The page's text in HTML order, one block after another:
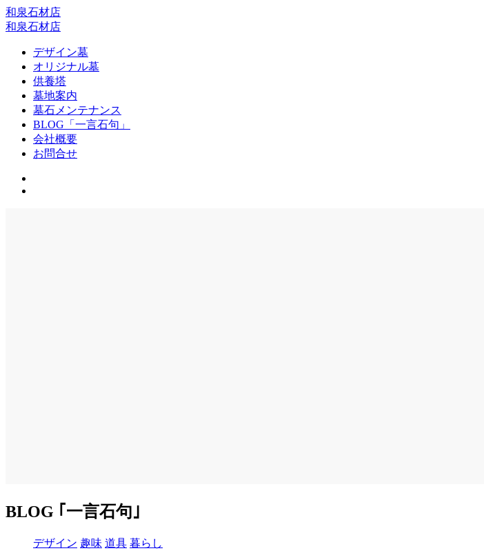
和泉石材店
和泉石材店
デザイン墓
オリジナル墓
供養塔
墓地案内
墓石メンテナンス
BLOG「一言石句」
会社概要
お問合せ
BLOG ｢一言石句｣
デザイン 趣味 道具 暮らし